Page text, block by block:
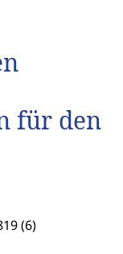
für den
(6)